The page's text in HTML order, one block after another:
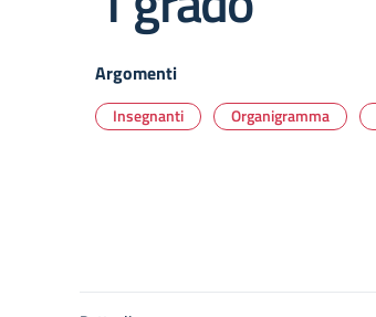
Argomenti
Insegnanti Organigramma